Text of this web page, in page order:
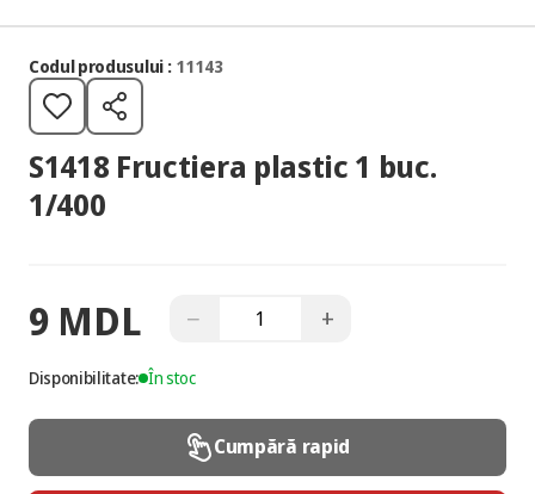
Codul produsului : 11143
S1418 Fructiera plastic 1 buc.
1/400
9 MDL − +
Disponibilitate: În stoc
Cumpără rapid